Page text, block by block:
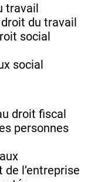
travail
du travail
social
social
droit fiscal
personnes
de l’entreprise